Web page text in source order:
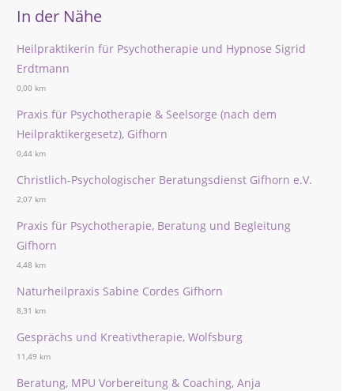
In der Nähe
Heilpraktikerin für Psychotherapie und Hypnose Sigrid
Erdtmann
0,00 km
Praxis für Psychotherapie & Seelsorge (nach dem
Heilpraktikergesetz), Gifhorn
0,44 km
Christlich-Psychologischer Beratungsdienst Gifhorn e.V.
2,07 km
Praxis für Psychotherapie, Beratung und Begleitung
Gifhorn
4,48 km
Naturheilpraxis Sabine Cordes Gifhorn
8,31 km
Gesprächs und Kreativtherapie, Wolfsburg
11,49 km
Beratung, MPU Vorbereitung & Coaching, Anja